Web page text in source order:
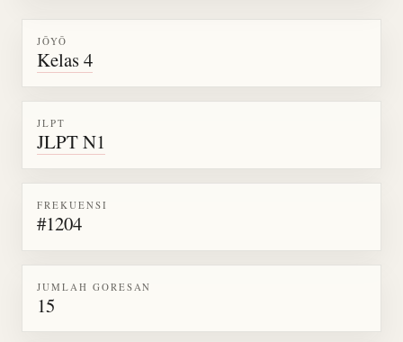
JŌYŌ
Kelas 4
JLPT
JLPT N1
FREKUENSI
#1204
JUMLAH GORESAN
15